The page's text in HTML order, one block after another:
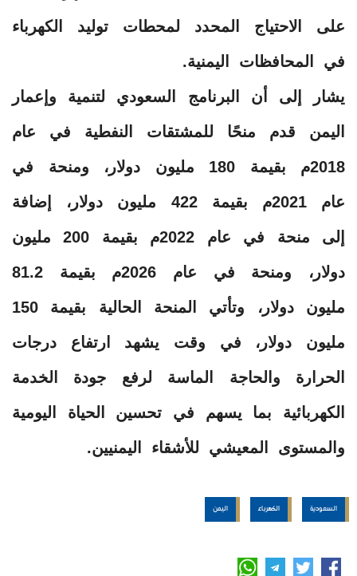
على الاحتياج المحدد لمحطات توليد الكهرباء
في المحافظات اليمنية.
يشار إلى أن البرنامج السعودي لتنمية وإعمار
اليمن قدم منحًا للمشتقات النفطية في عام
2018م بقيمة 180 مليون دولار، ومنحة في
عام 2021م بقيمة 422 مليون دولار، إضافة
إلى منحة في عام 2022م بقيمة 200 مليون
دولار، ومنحة في عام 2026م بقيمة 81.2
مليون دولار، وتأتي المنحة الحالية بقيمة 150
مليون دولار، في وقت يشهد ارتفاع درجات
الحرارة والحاجة الماسة لرفع جودة الخدمة
الكهربائية بما يسهم في تحسين الحياة اليومية
والمستوى المعيشي للأشقاء اليمنيين.
السعودية الكهرباء اليمن